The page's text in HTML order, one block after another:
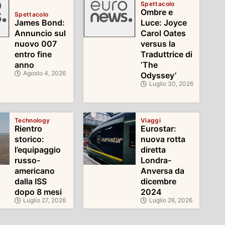
Spettacolo
James Bond:
Annuncio sul
nuovo 007
entro fine
anno
Agosto 4, 2026
Spettacolo
Ombre e
Luce: Joyce
Carol Oates
versus la
Traduttrice di
‘The
Odyssey’
Luglio 30, 2026
Technology
Rientro
storico:
l’equipaggio
russo-
americano
dalla ISS
dopo 8 mesi
Luglio 27, 2026
Viaggi
Eurostar:
nuova rotta
diretta
Londra-
Anversa da
dicembre
2024
Luglio 26, 2026